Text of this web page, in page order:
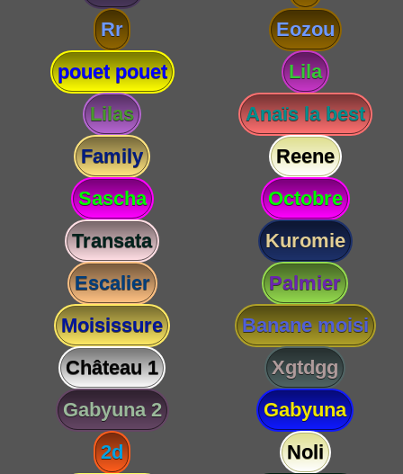
Rr
Eozou
pouet pouet
Lila
Lilas
Anaïs la best
Family
Reene
Sascha
Octobre
Transata
Kuromie
Escalier
Palmier
Moisissure
Banane moisi
Château 1
Xgtdgg
Gabyuna 2
Gabyuna
2d
Noli